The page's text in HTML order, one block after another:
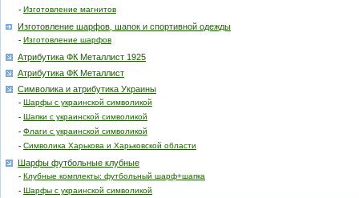
- Изготовление магнитов
Изготовление шарфов, шапок и спортивной одежды
- Изготовление шарфов
Атрибутика ФК Металлист 1925
Атрибутика ФК Металлист
Символика и атрибутика Украины
- Шарфы с украинской символикой
- Шапки с украинской символикой
- Флаги с украинской символикой
- Символика Харькова и Харьковской области
Шарфы футбольные клубные
- Клубные комплекты: футбольный шарф+шапка
- Шарфы с украинской символикой